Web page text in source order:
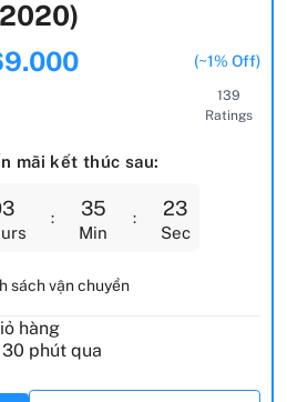
2020)
(~1% Off)
139
Ratings
mãi kết thúc sau:
35
Min
21
Sec
sách vận chuyển
hàng
phút qua